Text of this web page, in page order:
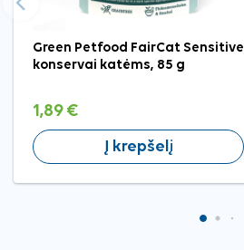
Green Petfood FairCat Sensitive
konservai katėms, 85 g
1,89 €
Į krepšelį
Ankstesnis